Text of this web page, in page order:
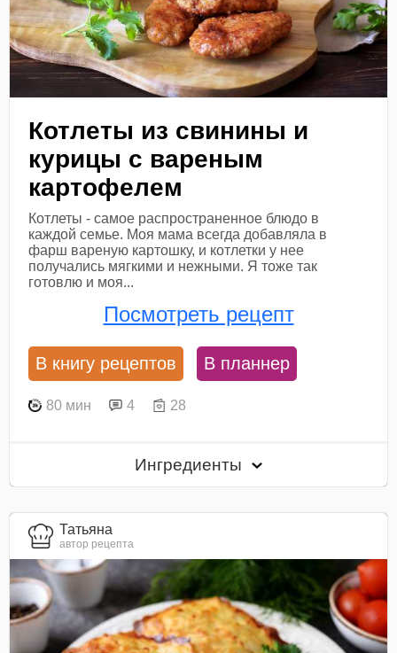
Котлеты из свинины и
курицы с вареным
картофелем
Котлеты - самое распространенное блюдо в
каждой семье. Моя мама всегда добавляла в
фарш вареную картошку, и котлетки у нее
получались мягкими и нежными. Я тоже так
готовлю и моя...
Посмотреть рецепт
В книгу рецептов В планнер
80 мин 4 28
Ингредиенты
Татьяна
автор рецепта